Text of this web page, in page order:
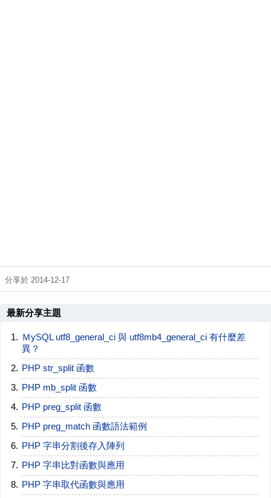
分享於 2014-12-17
最新分享主題
ＭySQL utf8_general_ci 與 utf8mb4_general_ci 有什麼差
異？
PHP str_split 函數
PHP mb_split 函數
PHP preg_split 函數
PHP preg_match 函數語法範例
PHP 字串分割後存入陣列
PHP 字串比對函數與應用
PHP 字串取代函數與應用